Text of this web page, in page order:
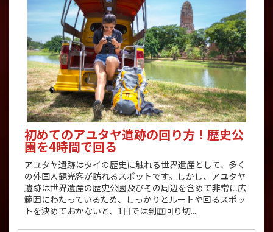
初めてのアユタヤ遺跡の回り方！歴史公
園を4時間で回る
アユタヤ遺跡はタイの歴史に触れる世界遺産として、多く
の外国人観光客が訪れるスポットです。しかし、アユタヤ
遺跡は世界遺産の歴史公園及びその周辺を含めて非常に広
範囲にわたっているため、しっかりとルートや回るスポッ
トを決めておかないと、1日では到底回り切...